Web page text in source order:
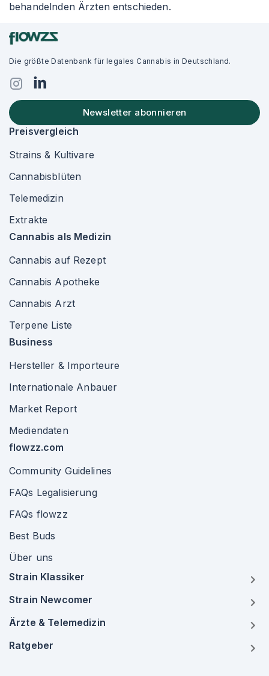
behandelnden Ärzten entschieden.
Die größte Datenbank für legales Cannabis in Deutschland.
Newsletter abonnieren
Preisvergleich
Strains & Kultivare
Cannabisblüten
Telemedizin
Extrakte
Cannabis als Medizin
Cannabis auf Rezept
Cannabis Apotheke
Cannabis Arzt
Terpene Liste
Business
Hersteller & Importeure
Internationale Anbauer
Market Report
Mediendaten
flowzz.com
Community Guidelines
FAQs Legalisierung
FAQs flowzz
Best Buds
Über uns
Strain Klassiker
Strain Newcomer
Ärzte & Telemedizin
Ratgeber